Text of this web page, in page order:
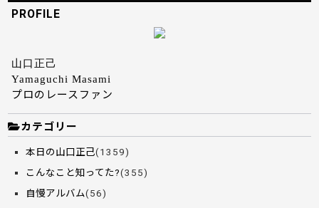
PROFILE
山口正己
Yamaguchi Masami
プロのレースファン
カテゴリー
本日の山口正己(1359)
こんなこと知ってた?(355)
自慢アルバム(56)